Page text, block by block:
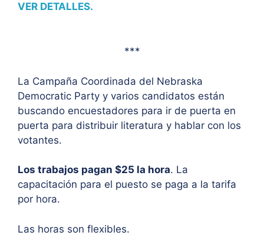
VER DETALLES.
***
La Campaña Coordinada del Nebraska
Democratic Party y varios candidatos están
buscando encuestadores para ir de puerta en
puerta para distribuir literatura y hablar con los
votantes.
Los trabajos pagan $25 la hora. La
capacitación para el puesto se paga a la tarifa
por hora.
Las horas son flexibles.